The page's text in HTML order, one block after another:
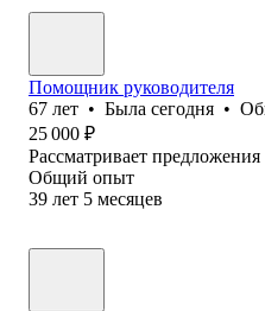
Помощник руководителя
67 лет • Была сегодня •
25 000 ₽
Рассматривает предложения
Общий опыт
39 лет 5 месяцев